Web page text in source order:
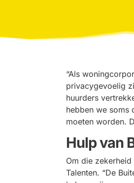
“Als
privacygevoelig
huurders
hebben we soms
moeten worden.
Hulp van
Om die
Talenten. “De